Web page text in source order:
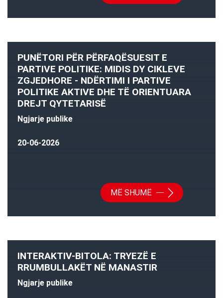
PUNËTORI PËR PËRFAQËSUESIT E
PARTIVE POLITIKE: MIDIS DY CIKLEVE
ZGJEDHORE - NDËRTIMI I PARTIVE
POLITIKE AKTIVE DHE TË ORIENTUARA
DREJT QYTETARISË
Ngjarje publike
20-06-2026
MË SHUMË
INTERAKTIV-BITOLA: TRYEZË E
RRUMBULLAKËT NË MANASTIR
Ngjarje publike